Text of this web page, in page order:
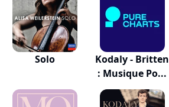
Solo
Kodaly - Britten
: Musique Po...